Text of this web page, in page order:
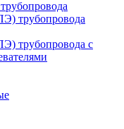
трубопровода
трубопровода с